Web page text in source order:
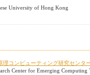
University of Hong Kong
理コンピューティング研究センタ
Center for Emerging Computing